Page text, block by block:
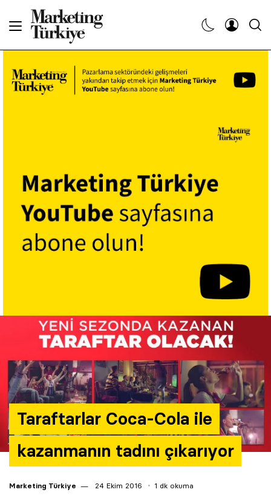
Taraftarlar Coca-Cola ile
kazanmanın tadını çıkarıyor
Marketing Türkiye 24 Ekim 2016 1 dk okuma
Haberler
Etkinlikler
Söyleşiler
Kariyer
Araştırma